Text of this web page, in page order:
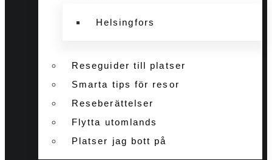
Helsingfors
Reseguider till platser
Smarta tips för resor
Reseberättelser
Flytta utomlands
Platser jag bott på